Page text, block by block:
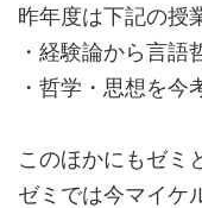
昨年度は下記の授
・経験論から言語
・哲学・思想を今
このほかにもゼミ
ゼミでは今マイケ